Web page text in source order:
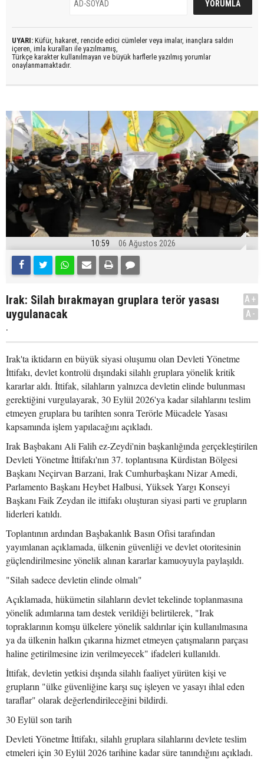
UYARI: Küfür, hakaret, rencide edici cümleler veya imalar, inançlara saldırı
içeren, imla kuralları ile yazılmamış,
Türkçe karakter kullanılmayan ve büyük harflerle yazılmış yorumlar
onaylanmamaktadır.
10:59 06 Ağustos 2026
Irak: Silah bırakmayan gruplara terör yasası
uygulanacak
.
A+
A-
Irak'ta iktidarın en büyük siyasi oluşumu olan Devleti Yönetme
İttifakı, devlet kontrolü dışındaki silahlı gruplara yönelik kritik
kararlar aldı. İttifak, silahların yalnızca devletin elinde bulunması
gerektiğini vurgulayarak, 30 Eylül 2026'ya kadar silahlarını teslim
etmeyen gruplara bu tarihten sonra Terörle Mücadele Yasası
kapsamında işlem yapılacağını açıkladı.
Irak Başbakanı Ali Falih ez-Zeydi'nin başkanlığında gerçekleştirilen
Devleti Yönetme İttifakı'nın 37. toplantısına Kürdistan Bölgesi
Başkanı Neçirvan Barzani, Irak Cumhurbaşkanı Nizar Amedi,
Parlamento Başkanı Heybet Halbusi, Yüksek Yargı Konseyi
Başkanı Faik Zeydan ile ittifakı oluşturan siyasi parti ve grupların
liderleri katıldı.
Toplantının ardından Başbakanlık Basın Ofisi tarafından
yayımlanan açıklamada, ülkenin güvenliği ve devlet otoritesinin
güçlendirilmesine yönelik alınan kararlar kamuoyuyla paylaşıldı.
"Silah sadece devletin elinde olmalı"
Açıklamada, hükümetin silahların devlet tekelinde toplanmasına
yönelik adımlarına tam destek verildiği belirtilerek, "Irak
topraklarının komşu ülkelere yönelik saldırılar için kullanılmasına
ya da ülkenin halkın çıkarına hizmet etmeyen çatışmaların parçası
haline getirilmesine izin verilmeyecek" ifadeleri kullanıldı.
İttifak, devletin yetkisi dışında silahlı faaliyet yürüten kişi ve
grupların "ülke güvenliğine karşı suç işleyen ve yasayı ihlal eden
taraflar" olarak değerlendirileceğini bildirdi.
30 Eylül son tarih
Devleti Yönetme İttifakı, silahlı gruplara silahlarını devlete teslim
etmeleri için 30 Eylül 2026 tarihine kadar süre tanındığını açıkladı.